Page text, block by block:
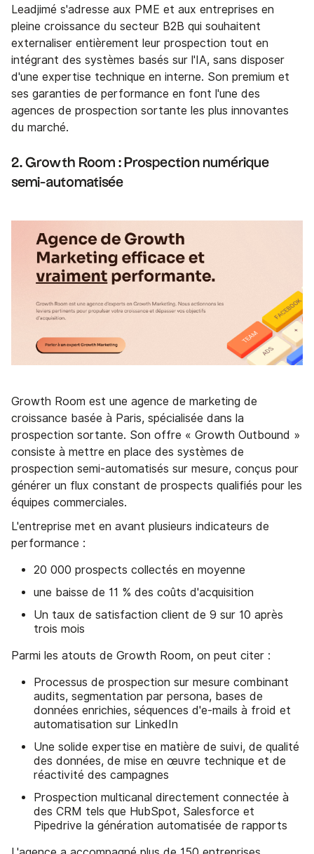
Leadjimé s'adresse aux PME et aux entreprises en
pleine croissance du secteur B2B qui souhaitent
externaliser entièrement leur prospection tout en
intégrant des systèmes basés sur l'IA, sans disposer
d'une expertise technique en interne. Son premium et
ses garanties de performance en font l'une des
agences de prospection sortante les plus innovantes
du marché.
2. Growth Room : Prospection numérique
semi-automatisée
Growth Room est une agence de marketing de
croissance basée à Paris, spécialisée dans la
prospection sortante. Son offre « Growth Outbound »
consiste à mettre en place des systèmes de
prospection semi-automatisés sur mesure, conçus pour
générer un flux constant de prospects qualifiés pour les
équipes commerciales.
L'entreprise met en avant plusieurs indicateurs de
performance :
20 000 prospects collectés en moyenne
une baisse de 11 % des coûts d'acquisition
Un taux de satisfaction client de 9 sur 10 après
trois mois
Parmi les atouts de Growth Room, on peut citer :
Processus de prospection sur mesure combinant
audits, segmentation par persona, bases de
données enrichies, séquences d'e-mails à froid et
automatisation sur LinkedIn
Une solide expertise en matière de suivi, de qualité
des données, de mise en œuvre technique et de
réactivité des campagnes
Prospection multicanal directement connectée à
des CRM tels que HubSpot, Salesforce et
Pipedrive la génération automatisée de rapports